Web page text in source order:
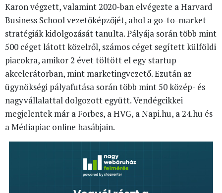
Karon végzett, valamint 2020-ban elvégezte a Harvard
Business School vezetőképzőjét, ahol a go-to-market
stratégiák kidolgozását tanulta. Pályája során több mint
500 céget látott közelről, számos céget segített külföldi
piacokra, amikor 2 évet töltött el egy startup
akcelerátorban, mint marketingvezető. Ezután az
ügynökségi pályafutása során több mint 50 közép- és
nagyvállalattal dolgozott együtt. Vendégcikkei
megjelentek már a Forbes, a HVG, a Napi.hu, a 24.hu és
a Médiapiac online hasábjain.